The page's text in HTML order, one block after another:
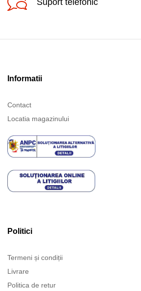
Informatii
Contact
Locatia magazinului
Politici
Termeni și condiții
Livrare
Politica de retur